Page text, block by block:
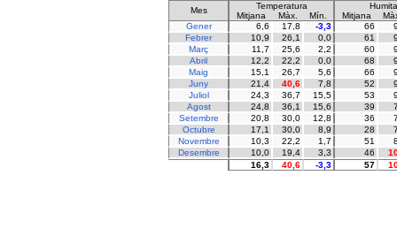
Mes Temperatura
Mitjana
Màx. Mín. Mitjana
Gener
6,6 17,8 -3,3 66
Febrer
10,9 26,1 0,0 61
Març
11,7 25,6 2,2 60
Abril
12,2 22,2 0,0 68
Maig
15,1 26,7 5,6 66
Juny
21,4 40,6 7,8 52
Juliol
24,3 36,7 15,5 53
Agost
24,8 36,1 15,6 39
Setembre
20,8 30,0 12,8 36
Octubre
17,1 30,0 8,9 28
Novembre
10,3 22,2 1,7 51
Desembre
10,0 19,4 3,3 46
16,3
40,6 -3,3 57